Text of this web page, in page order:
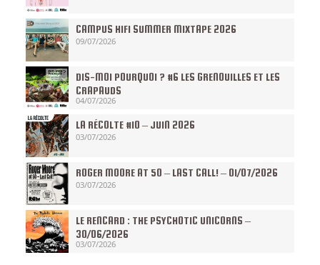
CAMPUS HIFI SUMMER MIXTAPE 2026
09/07/2026
DIS-MOI POURQUOI ? #6 LES GRENOUILLES ET LES
CRAPAUDS
04/07/2026
LA RÉCOLTE #10 – JUIN 2026
03/07/2026
ROGER MOORE AT 50 – LAST CALL! – 01/07/2026
03/07/2026
LE RENCARD : THE PSYCHOTIC UNICORNS –
30/06/2026
03/07/2026